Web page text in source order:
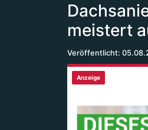
meistert
Veröffentlicht:
Anzeige